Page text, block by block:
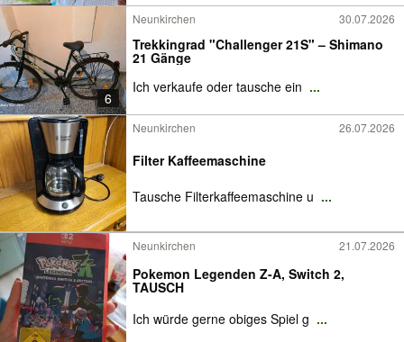
6
Neunkirchen 30.07.2026
Trekkingrad "Challenger 21S" – Shimano
21 Gänge
Ich verkaufe oder tausche ein ...
Neunkirchen 26.07.2026
Filter Kaffeemaschine
Tausche Filterkaffeemaschine u ...
Neunkirchen 21.07.2026
Pokemon Legenden Z-A, Switch 2,
TAUSCH
Ich würde gerne obiges Spiel g ...